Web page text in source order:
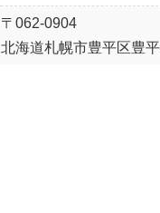
〒062-0904
北海道札幌市豊平区豊